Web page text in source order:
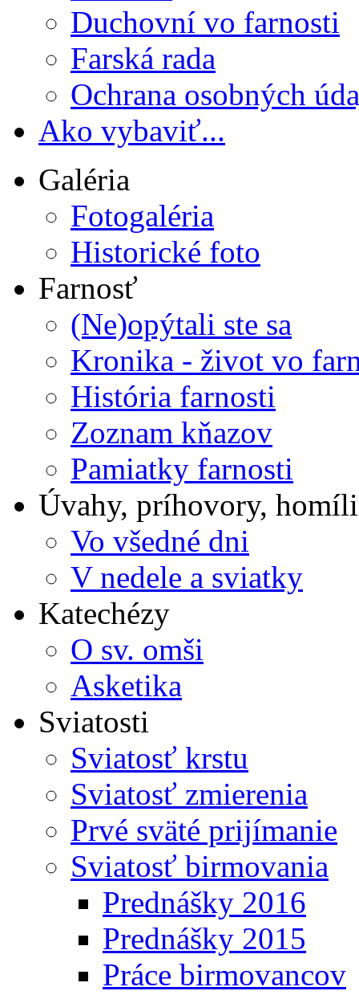
Duchovní vo farnosti
Farská rada
Ochrana osobných
Ako vybaviť...
Galéria
Fotogaléria
Historické foto
Farnosť
(Ne)opýtali ste sa
Kronika - život vo
História farnosti
Zoznam kňazov
Pamiatky farnosti
Úvahy, príhovory,
Vo všedné dni
V nedele a sviatky
Katechézy
O sv. omši
Asketika
Sviatosti
Sviatosť krstu
Sviatosť zmierenia
Prvé sväté prijímanie
Sviatosť birmovania
Prednášky 2016
Prednášky 2015
Práce birmovancov